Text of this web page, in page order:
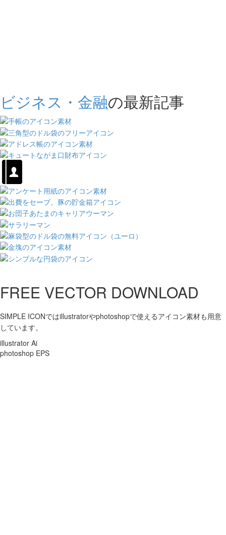
ビジネス・金融の最新記事
FREE VECTOR DOWNLOAD
SIMPLE ICONではillustratorやphotoshopで使えるアイコン素材も用意
しています。
illustrator Ai
photoshop EPS